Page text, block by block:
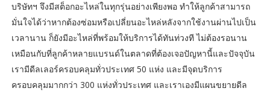
บริษัทฯ จึงมีสต็อกอะไหล่ในทุกรุ่นอย่างเพียงพอ ทำให้ลูกค้าสามารถ
มั่นใจได้ว่าหากต้องซ่อมหรือเปลี่ยนอะไหล่หลังจากใช้งานผ่านไปเป็น
เวลานาน ก็ยังมีอะไหล่ที่พร้อมให้บริการได้ทันท่วงที ไม่ต้องรอนาน
เหมือนกับที่ลูกค้าหลายแบรนด์ในตลาดที่ต้องเจอปัญหานี้และปัจจุบัน
เรามีดีลเลอร์ครอบคลุมทั่วประเทศ 50 แห่ง และมีจุดบริการ
ครอบคลุมมากกว่า 300 แห่งทั่วประเทศ และเราเองมีแผนขยายดีล